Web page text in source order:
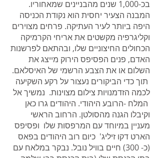
בכ-1,000 שנים מהבניינים שמאחוריו.
המבנה הצעיר יחסית הוא נקודת הכניסה
היפה ביותר לעיר העתיקה. פרחים מצוירים
וקליגרפיה מקשטים את אריחי הקרמיקה
הכחולים החיצוניים שלו, ובהתאם לפרשנות
האדם, פנים הפסיפס הירוק מייצג את
השלום או את הצבע הרשמי של האיסלאם.
תוך כדי הביקורים נעצור על רקע השקיעה
לכמה הזדמנויות צילום מצוינות. נמשיך אל
המלח -הרובע היהודי. היהודים גרו כאן
וקיבלו הגנה מהסולטן. הרחוב הראשי
מעניין במיוחד עם המרפסות שלו ופסיפס
הארט דקו זיליג' כיום רוב היהודים בפאס
(כ- 300) חיים בוויל נובל. נבקר במלאח עם